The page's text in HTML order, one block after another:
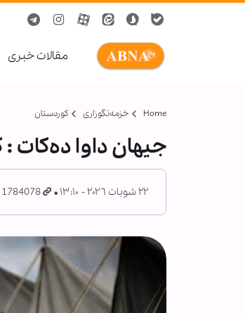
مقالات خبری
Home خزمەتگوزاری کوردستان
جیهان داوا دەکات
٢٢ شوبات ٢٠٢٦ - ١٣:١٠ 1784078